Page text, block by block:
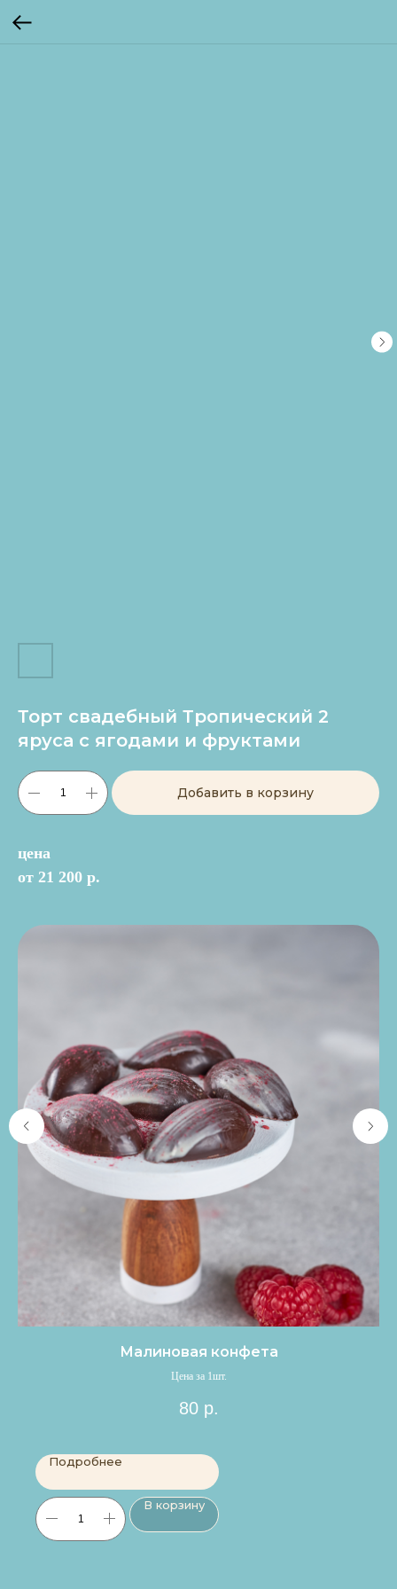
Торт свадебный Тропический 2
яруса с ягодами и фруктами
Добавить в корзину
цена
от 21 200 р.
Малиновая конфета
Цена за 1шт.
80 р.
Подробнее
В корзину